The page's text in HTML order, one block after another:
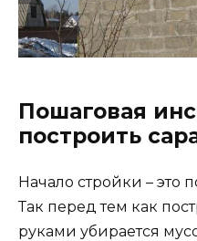
Пошаговая
построить
Начало стройки – это
Так перед тем как
руками убирается